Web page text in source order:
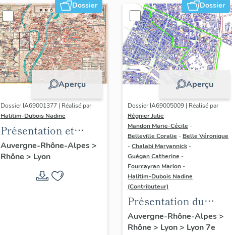
Dossier
Aperçu
Dossier IA69001377 | Réalisé par
Halitim-Dubois Nadine
Présentation et
synthèse du
patrimoine
industriel de la ville
Auvergne-Rhône-Alpes>
Rhône > Lyon
Dossier
Aperçu
Dossier IA69005009 | Réalisé par
Régnier Julie -
Mandon Marie-Cécile -
Belleville Coralie - Belle Véronique
-Chalabi Maryannick -
Guégan Catherine -
Fourcayran Marion -
Halitim-Dubois Nadine
(Contributeur)
Présentation du
secteur d'étude Lyon
Guillotière
Auvergne-Rhône-Alpes>
Rhône > Lyon> Lyon 7e